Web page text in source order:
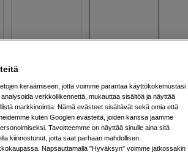
Lisää ostoskoriin
keräämiseen, jotta voimme parantaa käyttökokemustasi
verkkoliikennettä, mukauttaa sisältöä ja näyttää
markkinointia. Nämä evästeet sisältävät sekä omia että
kuten Googlen evästeitä, joiden kanssa jaamme
Tavoitteemme on näyttää sinulle aina sitä
kiinnostunut, jotta saat parhaan mahdollisen
Napsauttamalla "Hyväksyn" voimme jatkossakin